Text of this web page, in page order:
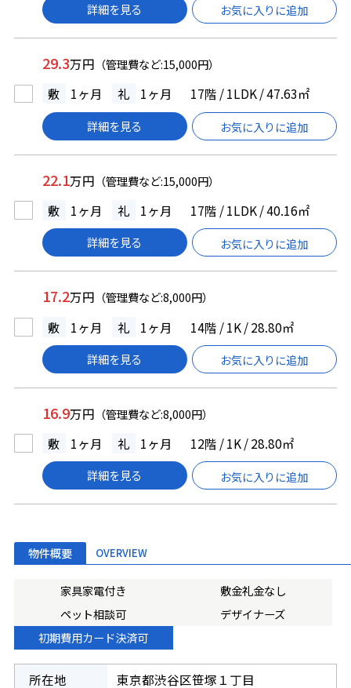
詳細を見る お気に入りに追加
29.3万円 （管理費など:15,000円）
敷 1ヶ月 礼 1ヶ月 17階 / 1LDK / 47.63㎡
詳細を見る お気に入りに追加
22.1万円 （管理費など:15,000円）
敷 1ヶ月 礼 1ヶ月 17階 / 1LDK / 40.16㎡
詳細を見る お気に入りに追加
17.2万円 （管理費など:8,000円）
敷 1ヶ月 礼 1ヶ月 14階 / 1K / 28.80㎡
詳細を見る お気に入りに追加
16.9万円 （管理費など:8,000円）
敷 1ヶ月 礼 1ヶ月 12階 / 1K / 28.80㎡
詳細を見る お気に入りに追加
物件概要 OVERVIEW
家具家電付き
敷金礼金なし
ペット相談可
デザイナーズ
初期費用カード決済可
所在地 東京都渋谷区笹塚１丁目